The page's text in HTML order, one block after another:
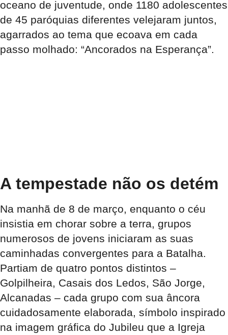
oceano de juventude, onde 1180 adolescentes
de 45 paróquias diferentes velejaram juntos,
agarrados ao tema que ecoava em cada
passo molhado: “Ancorados na Esperança”.
A tempestade não os detém
Na manhã de 8 de março, enquanto o céu
insistia em chorar sobre a terra, grupos
numerosos de jovens iniciaram as suas
caminhadas convergentes para a Batalha.
Partiam de quatro pontos distintos –
Golpilheira, Casais dos Ledos, São Jorge,
Alcanadas – cada grupo com sua âncora
cuidadosamente elaborada, símbolo inspirado
na imagem gráfica do Jubileu que a Igreja